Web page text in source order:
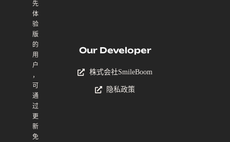
先
体
验
版
的
用
户
，
可
通
过
更
新
免
Our Developer
株式会社SmileBoom
隐私政策